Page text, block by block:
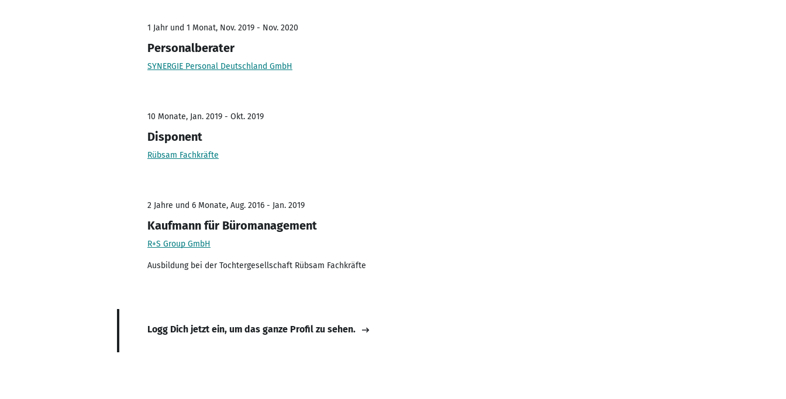
1 Jahr und 1 Monat, Nov. 2019 - Nov. 2020
Personalberater
SYNERGIE Personal Deutschland GmbH
10 Monate, Jan. 2019 - Okt. 2019
Disponent
Rübsam Fachkräfte
2 Jahre und 6 Monate, Aug. 2016 - Jan. 2019
Kaufmann für Büromanagement
R+S Group GmbH
Ausbildung bei der Tochtergesellschaft Rübsam Fachkräfte
Logg Dich jetzt ein, um das ganze Profil zu sehen.